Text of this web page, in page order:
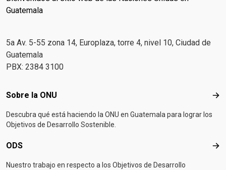
Guatemala
5a Av. 5-55 zona 14, Europlaza, torre 4, nivel 10, Ciudad de
Guatemala
PBX: 2384 3100
Footer menu
Sobre la ONU
Descubra qué está haciendo la ONU en Guatemala para lograr los
Objetivos de Desarrollo Sostenible.
ODS
Nuestro trabajo en respecto a los Objetivos de Desarrollo